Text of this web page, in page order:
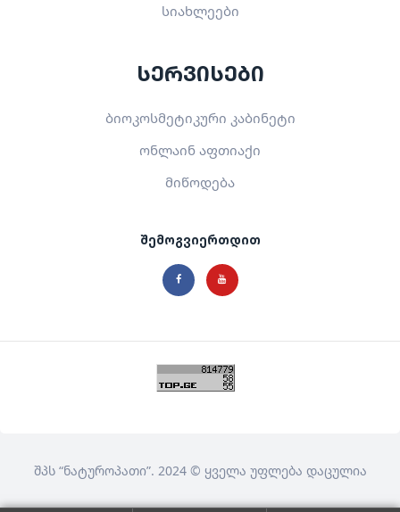
სიახლეები
სერვისები
ბიოკოსმეტიკური კაბინეტი
ონლაინ აფთიაქი
მიწოდება
შემოგვიერთდით
შპს “ნატუროპათი”. 2024 © ყველა უფლება დაცულია